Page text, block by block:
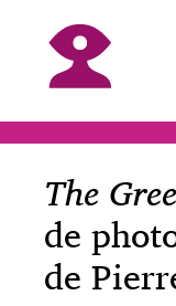
The
de
de